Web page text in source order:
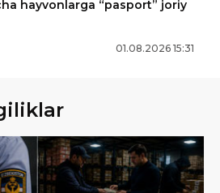
hayvonlarga “pasport” joriy
01.08.2026 15:31